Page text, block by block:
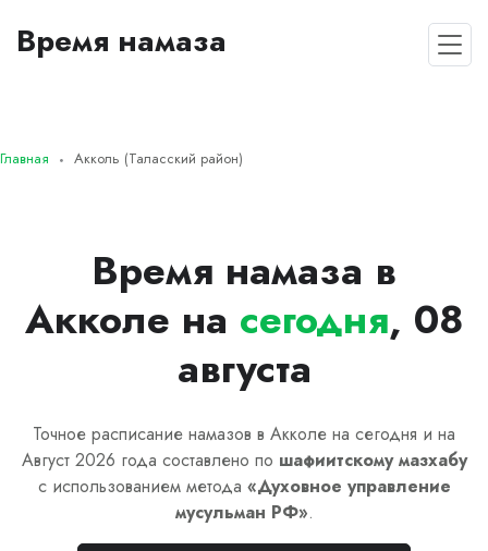
Время намаза
Главная Акколь (Таласский район)
Время намаза в
Акколе на сегодня, 08
августа
Точное расписание намазов в Акколе на сегодня и на
Август 2026 года составлено по шафиитскомумазхабу
с использованием метода «Духовное управление
мусульман РФ».